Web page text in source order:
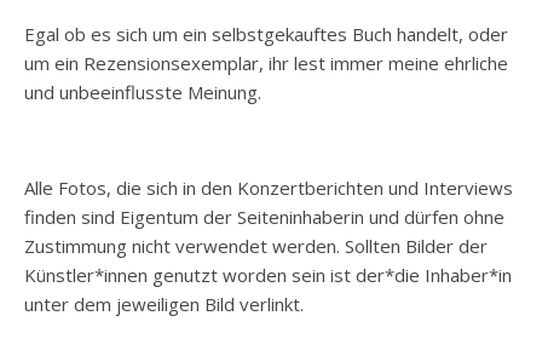
Egal ob es sich um ein selbstgekauftes Buch handelt, oder
um ein Rezensionsexemplar, ihr lest immer meine ehrliche
und unbeeinflusste Meinung.
Alle Fotos, die sich in den Konzertberichten und Interviews
finden sind Eigentum der Seiteninhaberin und dürfen ohne
Zustimmung nicht verwendet werden. Sollten Bilder der
Künstler*innen genutzt worden sein ist der*die Inhaber*in
unter dem jeweiligen Bild verlinkt.